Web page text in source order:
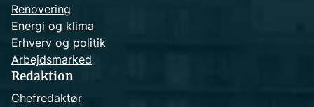
Renovering
Energi og klima
Erhverv og politik
Arbejdsmarked
Redaktion
Chefredaktør